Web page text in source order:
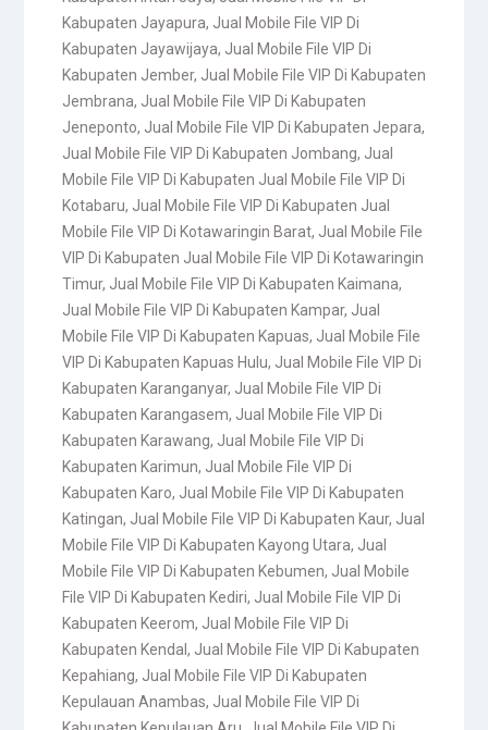
Kabupaten Jayapura, Jual Mobile File VIP Di
Kabupaten Jayawijaya, Jual Mobile File VIP Di
Kabupaten Jember, Jual Mobile File VIP Di Kabupaten
Jembrana, Jual Mobile File VIP Di Kabupaten
Jeneponto, Jual Mobile File VIP Di Kabupaten Jepara,
Jual Mobile File VIP Di Kabupaten Jombang, Jual
Mobile File VIP Di Kabupaten Jual Mobile File VIP Di
Kotabaru, Jual Mobile File VIP Di Kabupaten Jual
Mobile File VIP Di Kotawaringin Barat, Jual Mobile File
VIP Di Kabupaten Jual Mobile File VIP Di Kotawaringin
Timur, Jual Mobile File VIP Di Kabupaten Kaimana,
Jual Mobile File VIP Di Kabupaten Kampar, Jual
Mobile File VIP Di Kabupaten Kapuas, Jual Mobile File
VIP Di Kabupaten Kapuas Hulu, Jual Mobile File VIP Di
Kabupaten Karanganyar, Jual Mobile File VIP Di
Kabupaten Karangasem, Jual Mobile File VIP Di
Kabupaten Karawang, Jual Mobile File VIP Di
Kabupaten Karimun, Jual Mobile File VIP Di
Kabupaten Karo, Jual Mobile File VIP Di Kabupaten
Katingan, Jual Mobile File VIP Di Kabupaten Kaur, Jual
Mobile File VIP Di Kabupaten Kayong Utara, Jual
Mobile File VIP Di Kabupaten Kebumen, Jual Mobile
File VIP Di Kabupaten Kediri, Jual Mobile File VIP Di
Kabupaten Keerom, Jual Mobile File VIP Di
Kabupaten Kendal , Jual Mobile File VIP Di Kabupaten
Kepahiang, Jual Mobile File VIP Di Kabupaten
Kepulauan Anambas, Jual Mobile File VIP Di